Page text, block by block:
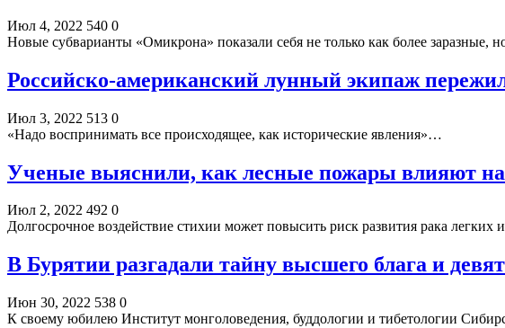
Июл 4, 2022 540 0
Новые субварианты «Омикрона» показали себя не только как более заразные,
Российско-американский лунный экипаж
Июл 3, 2022 513 0
«Надо воспринимать все происходящее, как исторические явления»…
Ученые выяснили, как лесные пожары влияют на
Июл 2, 2022 492 0
Долгосрочное воздействие стихии может повысить риск развития рака легких
В Бурятии разгадали тайну высшего блага и
Июн 30, 2022 538 0
К своему юбилею Институт монголоведения, буддологии и тибетологии